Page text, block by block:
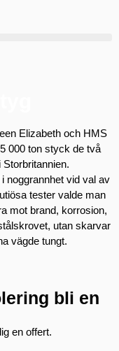
Elizabeth och HMS
000 ton styck de två
noggrannhet vid val av
tester valde man
mot brand, korrosion,
utan skarvar
vägde tungt.
bli en
en offert.